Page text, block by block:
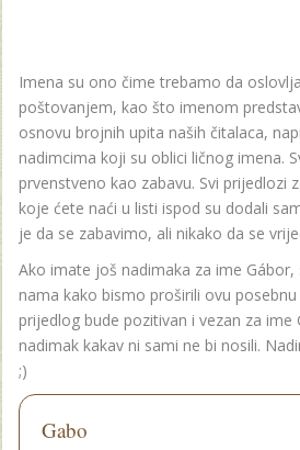
Imena su ono čime trebamo da
poštovanjem, kao što imenom
osnovu brojnih upita naših čitalaca,
nadimcima koji su oblici ličnog imena.
prvenstveno kao zabavu. Svi prijedlozi
koje ćete naći u listi ispod su dodali
je da se zabavimo, ali nikako da se
Ako imate još nadimaka za ime
nama kako bismo proširili ovu
prijedlog bude pozitivan i vezan za ime
nadimak kakav ni sami ne bi nosili.
;)
Gabo